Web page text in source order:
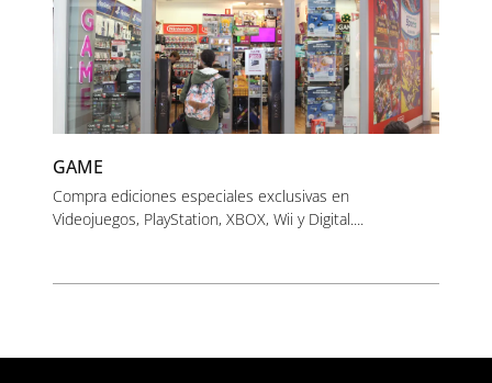
GAME
Compra ediciones especiales exclusivas en
Videojuegos, PlayStation, XBOX, Wii y Digital....